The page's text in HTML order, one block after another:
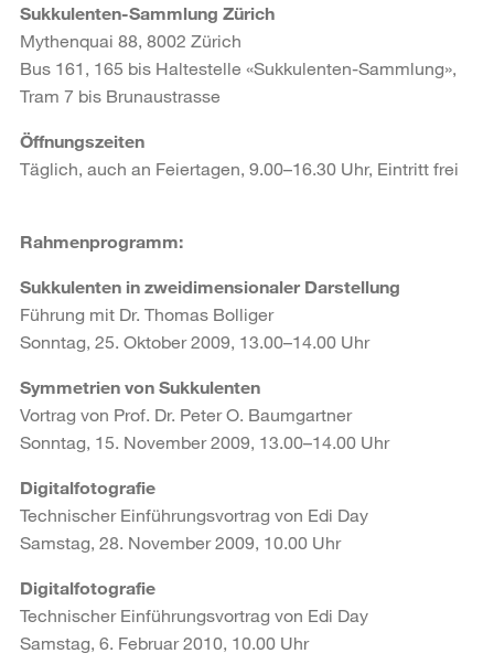
Sukkulenten-Sammlung Zürich
Mythenquai 88, 8002 Zürich
Bus 161, 165 bis Haltestelle «Sukkulenten-Sammlung»,
Tram 7 bis Brunaustrasse
Öffnungszeiten
Täglich, auch an Feiertagen, 9.00–16.30 Uhr, Eintritt frei
Rahmenprogramm:
Sukkulenten in zweidimensionaler Darstellung
Führung mit Dr. Thomas Bolliger
Sonntag, 25. Oktober 2009, 13.00–14.00 Uhr
Symmetrien von Sukkulenten
Vortrag von Prof. Dr. Peter O. Baumgartner
Sonntag, 15. November 2009, 13.00–14.00 Uhr
Digitalfotografie
Technischer Einführungsvortrag von Edi Day
Samstag, 28. November 2009, 10.00 Uhr
Digitalfotografie
Technischer Einführungsvortrag von Edi Day
Samstag, 6. Februar 2010, 10.00 Uhr